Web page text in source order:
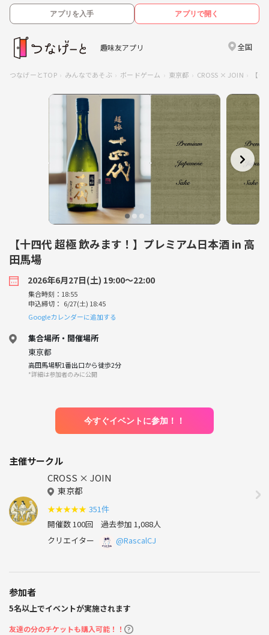
アプリを入手 アプリで開く
趣味友アプリ 全国
つなげーとTOP みんなであそぶ ボードゲーム 東京都 CROSS × JOIN 【
【十四代 超極 飲みます！】プレミアム日本酒 in 高
田馬場
2026年6月27日(土) 19:00〜22:00
集合時刻：18:55
申込締切： 6/27(土) 18:45
Googleカレンダーに追加する
集合場所・開催場所
東京都
高田馬場駅1番出口から徒歩2分
*詳細は参加者のみに公開
今すぐイベントに参加！！
主催サークル
CROSS × JOIN
東京都
★★★★★ 351件
開催数 100回 過去参加 1,088人
クリエイター
@RascalCJ
参加者
5名以上でイベントが実施されます
友達の分のチケットも購入可能！！